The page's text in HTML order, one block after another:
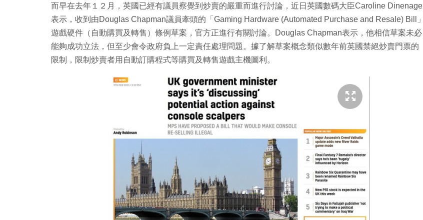
而早在去年１２月，英國已經有議員察覺到炒賣的嚴重而進行討論，近日英國數碼大臣Caroline Dinenage
表示，收到由Douglas Chapman議員牽頭的「Gaming Hardware (Automated Purchase and Resale) Bill」
遊戲硬件（自動購買及轉售）條例草案，官方正進行有關討論。Douglas Chapman表示，他相信草案未必
能夠成功立法，但至少會令政府負上一定責任處理問題。據了解草案概念類似數年前英國禁絕炒賣門票的
限制，限制炒賣者用自動訂購程式等購買及轉售遊戲主機圖利。